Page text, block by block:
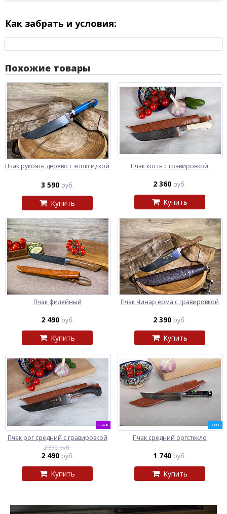
Как забрать и условия:
Похожие товары
Пчак рукоять дерево с эпоксидкой
3 590 руб.
Купить
Пчак кость с гравировкой
2 360 руб.
Купить
Пчак филейный
2 490 руб.
Купить
Пчак Чинар ёрма с гравировкой
2 390 руб.
Купить
-14%
Пчак рог средний с гравировкой
2 890 руб.
2 490 руб.
Купить
ХИТ
Пчак средний оргстекло
1 740 руб.
Купить